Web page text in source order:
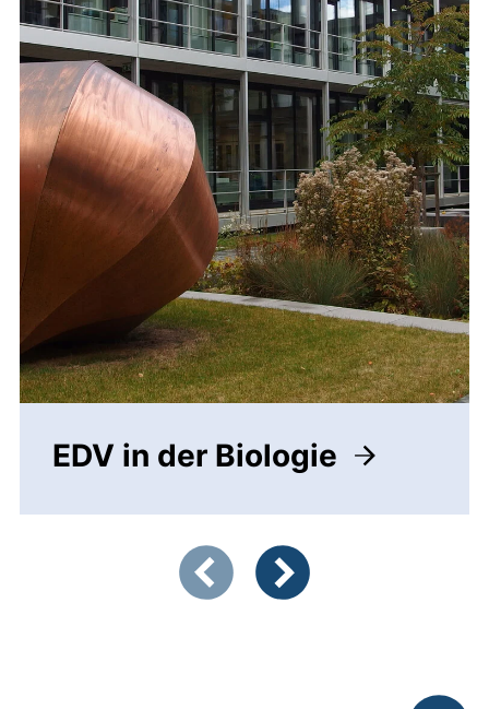
EDV in der Biologie
Zeigt Folie 1 von 4